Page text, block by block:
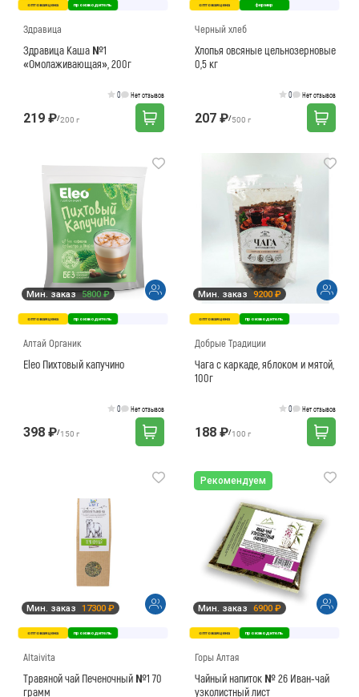
оптовая цена производитель
Здравица
Здравица Каша №1
«Омолаживающая», 200г
0 Нет отзывов
219 ₽/200 г
оптовая цена фермер
Черный хлеб
Хлопья овсяные цельнозерновые
0,5 кг
0 Нет отзывов
207 ₽/500 г
Мин. заказ 5800 ₽
оптовая цена производитель
Алтай Органик
Eleo Пихтовый капучино
0 Нет отзывов
398 ₽/150 г
Мин. заказ 9200 ₽
оптовая цена производитель
Добрые Традиции
Чага с каркаде, яблоком и мятой,
100г
0 Нет отзывов
188 ₽/100 г
Мин. заказ 17300 ₽
оптовая цена производитель
Altaivita
Травяной чай Печеночный №1 70
грамм
Рекомендуем
Мин. заказ 6900 ₽
оптовая цена производитель
Горы Алтая
Чайный напиток № 26 Иван-чай
узколистный лист